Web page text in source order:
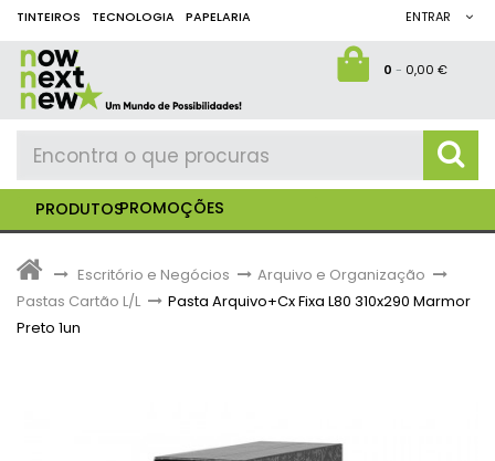
TINTEIROS TECNOLOGIA PAPELARIA ENTRAR
0- 0,00 €
PRODUTOSPROMOÇÕES
> Escritório e Negócios > Arquivo e Organização >
Pastas Cartão L/L > Pasta Arquivo+Cx Fixa L80 310x290 Marmor
Preto 1un